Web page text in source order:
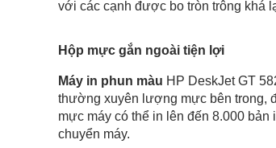
với các cạnh được bo tròn trông khá
Hộp mực gắn ngoài tiện lợi
Máy in phun màu HP DeskJet GT
thường xuyên lượng mực bên trong,
mực máy có thể in lên đến 8.000
chuyển máy.